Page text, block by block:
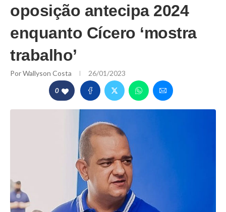
oposição antecipa 2024
enquanto Cícero ‘mostra
trabalho’
PorWallyson Costa 26/01/2023
0